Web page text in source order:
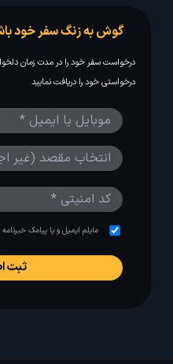
گوش به زنگ سفر خود
درخواست سفر خود را در مدت زمان
درخواستی خود را دریافت نمایید
مایلم ایمیل و یا پیامک